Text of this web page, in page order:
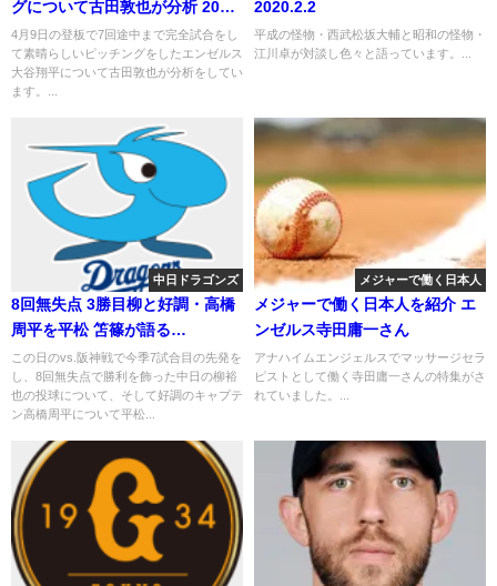
グについて古田敦也が分析 2018
年4月15日
4月9日の登板で7回途中まで完全試合をし
て素晴らしいピッチングをしたエンゼルス
大谷翔平について古田敦也が分析をしてい
ます。...
2020.2.2
平成の怪物・西武松坂大輔と昭和の怪物・
江川卓が対談し色々と語っています。...
中日ドラゴンズ
8回無失点 3勝目柳と好調・高橋
周平を平松 笘篠が語る
2019.5.11
この日のvs.阪神戦で今季7試合目の先発を
し、8回無失点で勝利を飾った中日の柳裕
也の投球について、そして好調のキャプテ
ン高橋周平について平松...
メジャーで働く日本人
メジャーで働く日本人を紹介 エ
ンゼルス寺田庸一さん
アナハイムエンジェルスでマッサージセラ
ピストとして働く寺田庸一さんの特集がさ
れていました。...